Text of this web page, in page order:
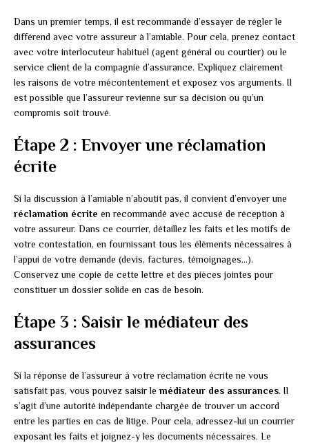
Dans un premier temps, il est recommandé d’essayer de régler le
différend avec votre assureur à l’amiable. Pour cela, prenez contact
avec votre interlocuteur habituel (agent général ou courtier) ou le
service client de la compagnie d’assurance. Expliquez clairement
les raisons de votre mécontentement et exposez vos arguments. Il
est possible que l’assureur revienne sur sa décision ou qu’un
compromis soit trouvé.
Étape 2 : Envoyer une réclamation
écrite
Si la discussion à l’amiable n’aboutit pas, il convient d’envoyer une
réclamation écrite en recommandé avec accusé de réception à
votre assureur. Dans ce courrier, détaillez les faits et les motifs de
votre contestation, en fournissant tous les éléments nécessaires à
l’appui de votre demande (devis, factures, témoignages…).
Conservez une copie de cette lettre et des pièces jointes pour
constituer un dossier solide en cas de besoin.
Étape 3 : Saisir le médiateur des
assurances
Si la réponse de l’assureur à votre réclamation écrite ne vous
satisfait pas, vous pouvez saisir le médiateur des assurances. Il
s’agit d’une autorité indépendante chargée de trouver un accord
entre les parties en cas de litige. Pour cela, adressez-lui un courrier
exposant les faits et joignez-y les documents nécessaires. Le